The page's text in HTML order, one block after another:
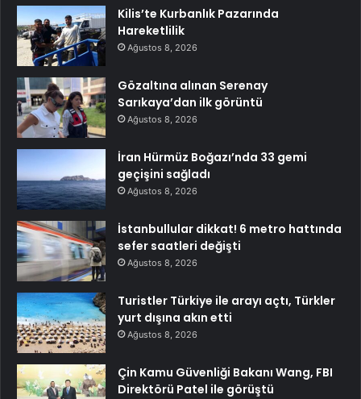
Kilis’te Kurbanlık Pazarında
Hareketlilik
Ağustos 8, 2026
Gözaltına alınan Serenay
Sarıkaya’dan ilk görüntü
Ağustos 8, 2026
İran Hürmüz Boğazı’nda 33 gemi
geçişini sağladı
Ağustos 8, 2026
İstanbullular dikkat! 6 metro hattında
sefer saatleri değişti
Ağustos 8, 2026
Turistler Türkiye ile arayı açtı, Türkler
yurt dışına akın etti
Ağustos 8, 2026
Çin Kamu Güvenliği Bakanı Wang, FBI
Direktörü Patel ile görüştü